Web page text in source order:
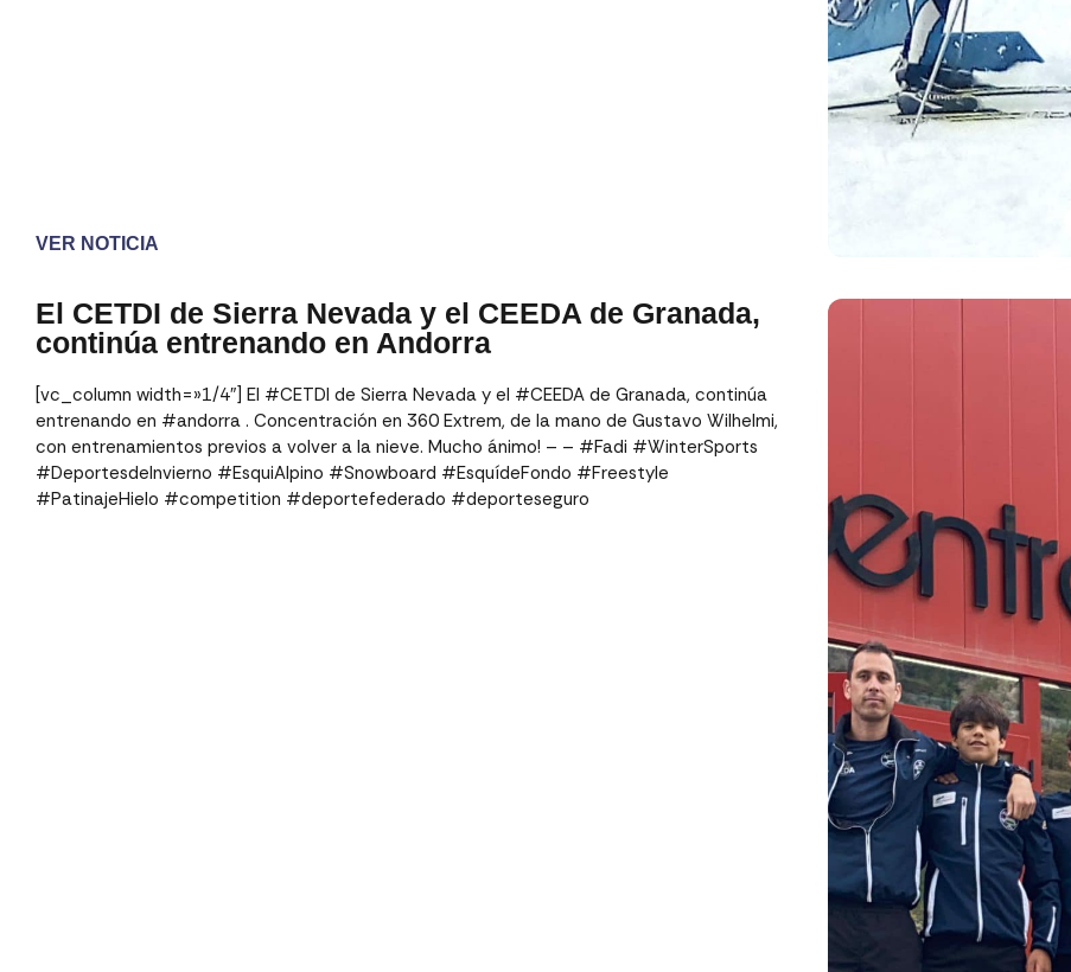
VER NOTICIA
El CETDI de Sierra Nevada y el CEEDA de Granada,
continúa entrenando en Andorra
[vc_column width=»1/4″] El #CETDI de Sierra Nevada y el #CEEDA de Granada, continúa
entrenando en #andorra . Concentración en 360 Extrem, de la mano de Gustavo Wilhelmi,
con entrenamientos previos a volver a la nieve. Mucho ánimo! – – #Fadi #WinterSports
#DeportesdeInvierno #EsquiAlpino #Snowboard #EsquídeFondo #Freestyle
#PatinajeHielo #competition #deportefederado #deporteseguro